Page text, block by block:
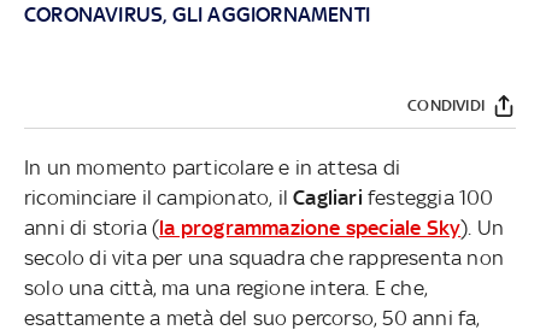
CORONAVIRUS, GLI AGGIORNAMENTI
CONDIVIDI
In un momento particolare e in attesa di
ricominciare il campionato, ilCagliarifesteggia 100
anni di storia (la programmazione speciale Sky). Un
secolo di vita per una squadra che rappresenta non
solo una città, ma una regione intera. E che,
esattamente a metà del suo percorso, 50 anni fa,